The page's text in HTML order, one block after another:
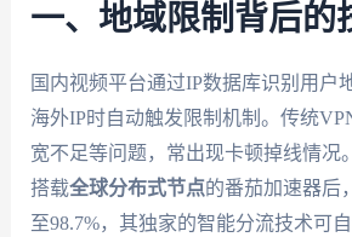
一、地域限制背后的
国内视频平台通过IP数据库识别用户
海外IP时自动触发限制机制。传统
宽不足等问题，常出现卡顿掉线情况
搭载全球分布式节点的番茄加速器后
至98.7%，其独家的智能分流技术可